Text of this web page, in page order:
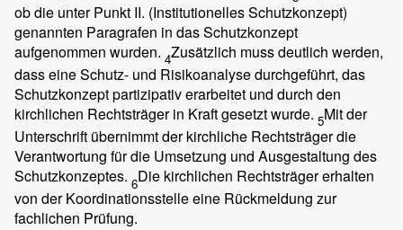
ob die unter Punkt II. (Institutionelles Schutzkonzept)
genannten Paragrafen in das Schutzkonzept
aufgenommen wurden. 4Zusätzlich muss deutlich werden,
dass eine Schutz- und Risikoanalyse durchgeführt, das
Schutzkonzept partizipativ erarbeitet und durch den
kirchlichen Rechtsträger in Kraft gesetzt wurde. 5Mit der
Unterschrift übernimmt der kirchliche Rechtsträger die
Verantwortung für die Umsetzung und Ausgestaltung des
Schutzkonzeptes. 6Die kirchlichen Rechtsträger erhalten
von der Koordinationsstelle eine Rückmeldung zur
fachlichen Prüfung.